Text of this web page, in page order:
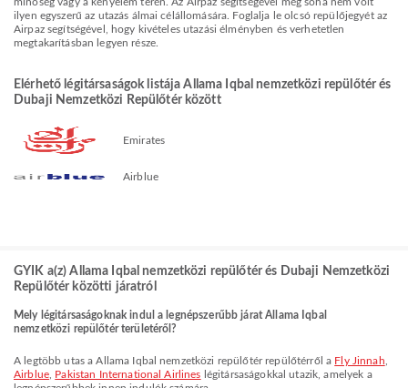
ilyen egyszerű az utazás álmai célállomására. Foglalja le olcsó repülőjegyét az
Airpaz segítségével, hogy kivételes utazási élményben és verhetetlen
megtakarításban legyen része.
Elérhető légitársaságok listája Allama Iqbal nemzetközi repülőtér és
Dubaji Nemzetközi Repülőtér között
Emirates
Airblue
GYIK a(z) Allama Iqbal nemzetközi repülőtér és Dubaji Nemzetközi
Repülőtér közötti járatról
Mely légitársaságoknak indul a legnépszerűbb járat Allama Iqbal
nemzetközi repülőtér területéről?
A legtöbb utas a Allama Iqbal nemzetközi repülőtér repülőtérről a Fly Jinnah
Airblue, Pakistan International Airlines légitársaságokkal utazik, amelyek a